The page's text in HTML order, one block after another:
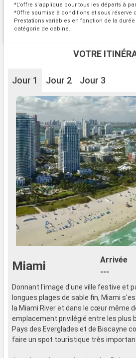
*L'offre s'applique pour tous les départs à
*Offre soumise à conditions et sous réserve
Prestations variables en fonction de la
catégorie de cabine.
VOTRE
Jour 1 Jour 2 Jour 3
Miami
Arrivée
---
Donnant l'image d'une ville festive et
longues plages de sable fin, Miami
la Miami River et dans le cœur même
emplacement privilégié entre les plus
Pays des Everglades et de Biscayne
faire un spot touristique très